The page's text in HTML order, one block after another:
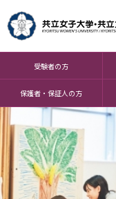
受験者の方
保護者・保証人の方